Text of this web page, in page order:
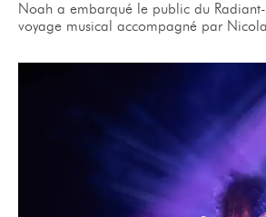
Noah a embarqué le public du
voyage musical accompagné par